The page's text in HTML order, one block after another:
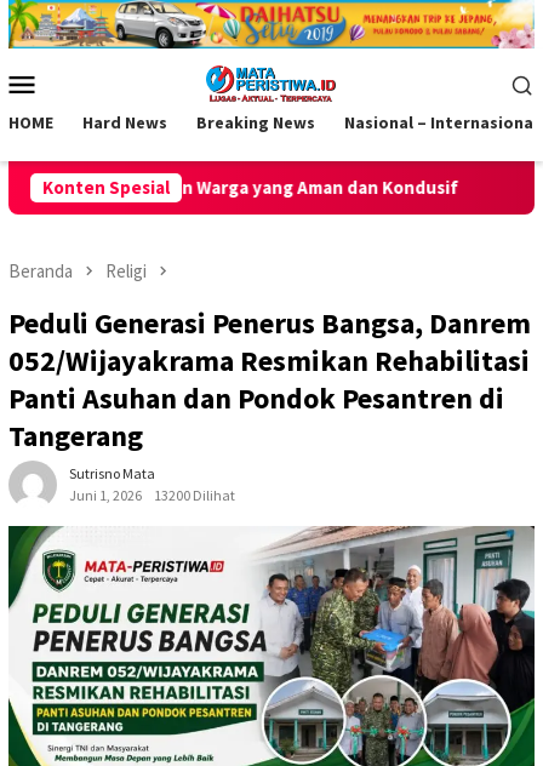
Loncat
ke
Mobile
HOME Hard News Breaking News Nasional – Internasional
Konten Spesial
Aman dan Kondusif Polsek Kawali Intensifkan
Beranda Religi
Peduli Generasi Penerus Bangsa, Danrem
052/Wijayakrama Resmikan Rehabilitasi
Panti Asuhan dan Pondok Pesantren di
Tangerang
Sutrisno Mata
Juni 1, 2026
13200 Dilihat